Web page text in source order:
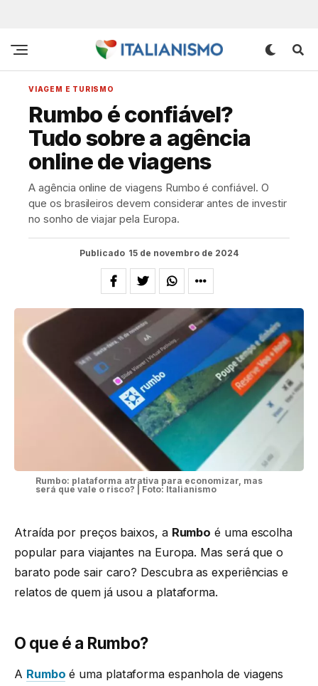
VIAGEM E TURISMO
Rumbo é confiável?
Tudo sobre a agência
online de viagens
A agência online de viagens Rumbo é confiável. O
que os brasileiros devem considerar antes de investir
no sonho de viajar pela Europa.
Publicado 15 de novembro de 2024
Rumbo: plataforma atrativa para economizar, mas
será que vale o risco? | Foto: Italianismo
Atraída por preços baixos, a Rumbo é uma escolha
popular para viajantes na Europa. Mas será que o
barato pode sair caro? Descubra as experiências e
relatos de quem já usou a plataforma.
O que é a Rumbo?
A Rumbo é uma plataforma espanhola de viagens